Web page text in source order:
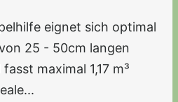
eignet sich optimal
25 - 50cm langen
maximal 1,17 m³